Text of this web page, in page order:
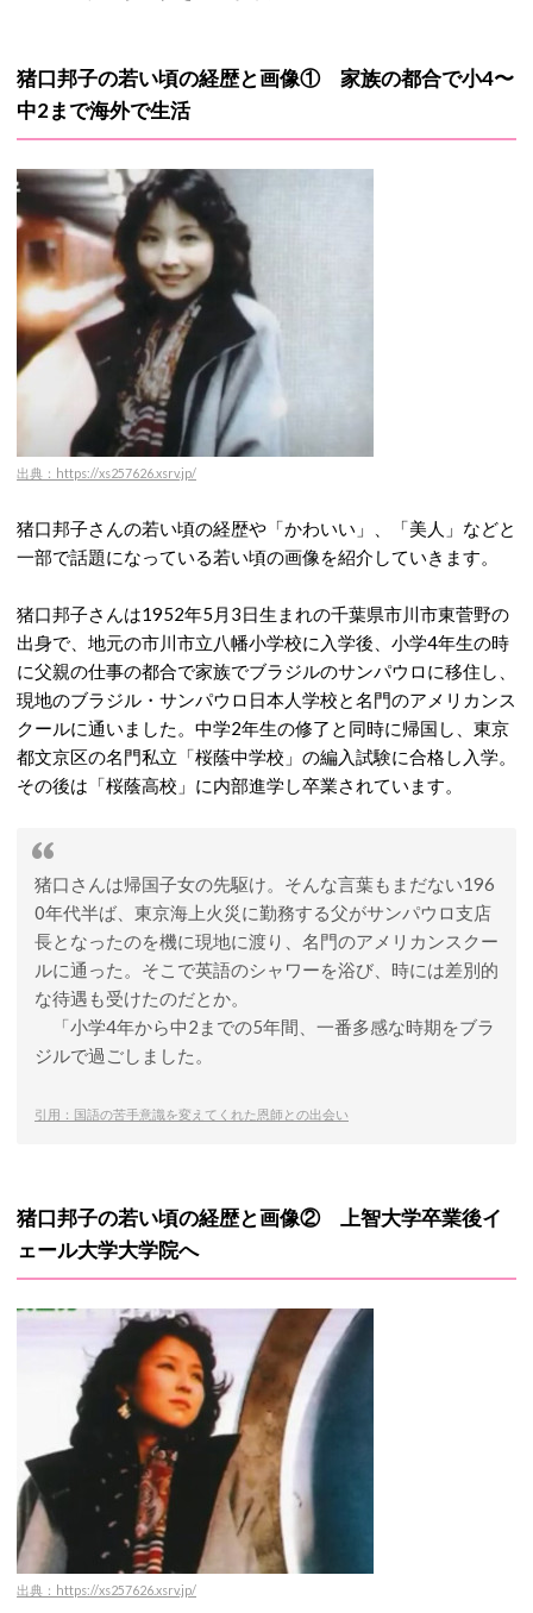
猪口邦子の若い頃の経歴と画像① 家族の都合で小4〜
中2まで海外で生活
出典：https://xs257626.xsrv.jp/
猪口邦子さんの若い頃の経歴や「かわいい」、「美人」などと
一部で話題になっている若い頃の画像を紹介していきます。
猪口邦子さんは1952年5月3日生まれの千葉県市川市東菅野の
出身で、地元の市川市立八幡小学校に入学後、小学4年生の時
に父親の仕事の都合で家族でブラジルのサンパウロに移住し、
現地のブラジル・サンパウロ日本人学校と名門のアメリカンス
クールに通いました。中学2年生の修了と同時に帰国し、東京
都文京区の名門私立「桜蔭中学校」の編入試験に合格し入学。
その後は「桜蔭高校」に内部進学し卒業されています。
猪口さんは帰国子女の先駆け。そんな言葉もまだない196
0年代半ば、東京海上火災に勤務する父がサンパウロ支店
長となったのを機に現地に渡り、名門のアメリカンスクー
ルに通った。そこで英語のシャワーを浴び、時には差別的
な待遇も受けたのだとか。
「小学4年から中2までの5年間、一番多感な時期をブラ
ジルで過ごしました。
引用：国語の苦手意識を変えてくれた恩師との出会い
猪口邦子の若い頃の経歴と画像② 上智大学卒業後イ
ェール大学大学院へ
出典：https://xs257626.xsrv.jp/